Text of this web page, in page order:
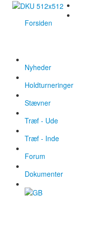
Forsiden
Nyheder
Holdturneringer
Stævner
Træf - Ude
Træf - Inde
Forum
Dokumenter